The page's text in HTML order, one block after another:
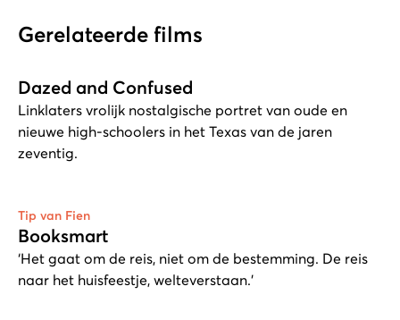
Gerelateerde films
Dazed and Confused
Linklaters vrolijk nostalgische portret van oude en
nieuwe high-schoolers in het Texas van de jaren
zeventig.
Tip van Fien
Booksmart
‘Het gaat om de reis, niet om de bestemming. De reis
naar het huisfeestje, welteverstaan.’